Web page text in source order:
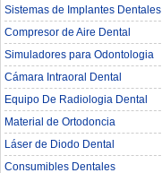
Sistemas de Implantes Dentales
Compresor de Aire Dental
Simuladores para Odontologia
Cámara Intraoral Dental
Equipo De Radiologia Dental‎
Material de Ortodoncia
Láser de Diodo Dental
Consumibles Dentales